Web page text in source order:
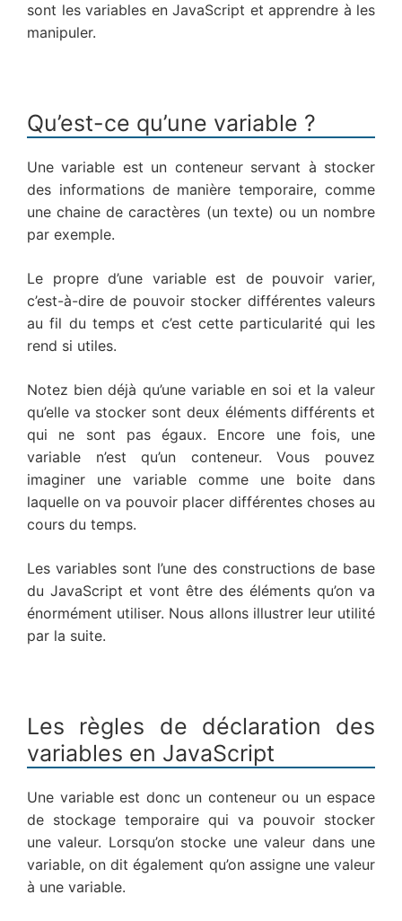
sont les variables en JavaScript et apprendre à les
manipuler.
Qu’est-ce qu’une variable ?
Une variable est un conteneur servant à stocker
des informations de manière temporaire, comme
une chaine de caractères (un texte) ou un nombre
par exemple.
Le propre d’une variable est de pouvoir varier,
c’est-à-dire de pouvoir stocker différentes valeurs
au fil du temps et c’est cette particularité qui les
rend si utiles.
Notez bien déjà qu’une variable en soi et la valeur
qu’elle va stocker sont deux éléments différents et
qui ne sont pas égaux. Encore une fois, une
variable n’est qu’un conteneur. Vous pouvez
imaginer une variable comme une boite dans
laquelle on va pouvoir placer différentes choses au
cours du temps.
Les variables sont l’une des constructions de base
du JavaScript et vont être des éléments qu’on va
énormément utiliser. Nous allons illustrer leur utilité
par la suite.
Les règles de déclaration des
variables en JavaScript
Une variable est donc un conteneur ou un espace
de stockage temporaire qui va pouvoir stocker
une valeur. Lorsqu’on stocke une valeur dans une
variable, on dit également qu’on assigne une valeur
à une variable.